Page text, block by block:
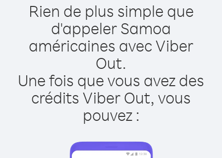
Rien de plus simple que
d'appeler Samoa
américaines avec Viber
Out.
Une fois que vous avez des
crédits Viber Out, vous
pouvez :